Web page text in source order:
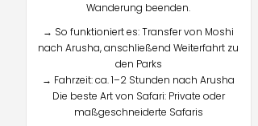
Wanderung beenden.
→ So funktioniert es: Transfer von Moshi
nach Arusha, anschließend Weiterfahrt zu
den Parks
→ Fahrzeit: ca. 1–2 Stunden nach Arusha
Die beste Art von Safari: Private oder
maßgeschneiderte Safaris